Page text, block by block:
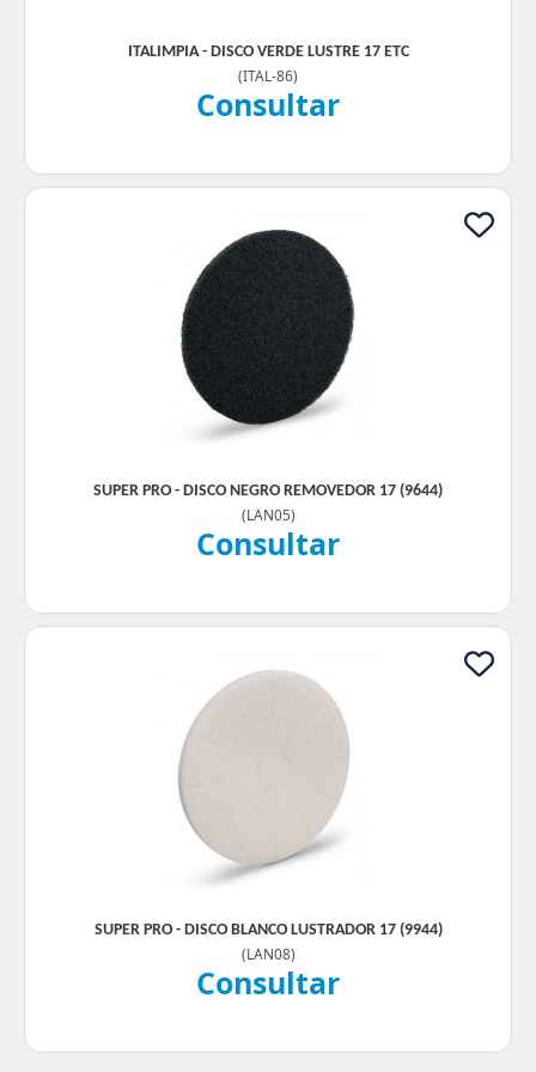
ITALIMPIA - DISCO VERDE LUSTRE 17 ETC
(ITAL-86)
Consultar
SUPER PRO - DISCO NEGRO REMOVEDOR 17 (9644)
(LAN05)
Consultar
SUPER PRO - DISCO BLANCO LUSTRADOR 17 (9944)
(LAN08)
Consultar